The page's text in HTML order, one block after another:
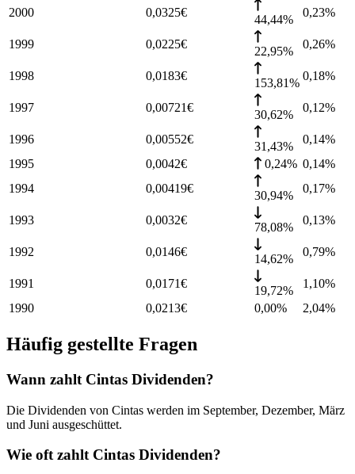
2000 0,0325€
44,44%
0,23%
1999 0,0225€
22,95%
0,26%
1998 0,0183€
153,81%
0,18%
1997 0,00721€
30,62%
0,12%
1996 0,00552€
31,43%
0,14%
1995
0,0042€ 0,24% 0,14%
1994
0,00419€
30,94%
0,17%
1993 0,0032€
78,08%
0,13%
1992 0,0146€
14,62%
0,79%
1991 0,0171€
19,72%
1,10%
1990
0,0213€ 0,00% 2,04%
Häufig gestellte Fragen
Wann zahlt Cintas Dividenden?
Die Dividenden von Cintas werden im September, Dezember, März
und Juni ausgeschüttet.
Wie oft zahlt Cintas Dividenden?